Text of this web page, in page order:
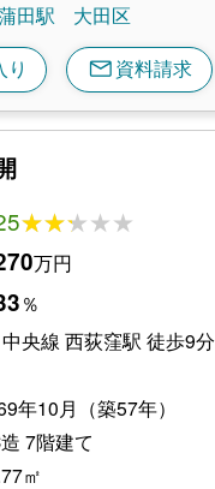
田駅 大田区
り mail資料請求
★★★★★
★★★★★
万円
％
中央線 西荻窪駅 徒歩9分
年10月（築57年）
7階建て
㎡